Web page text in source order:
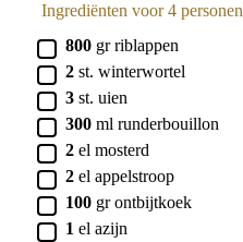
Ingrediënten voor 4 personen
▢
800 gr riblappen
▢
2 st. winterwortel
▢
3 st. uien
▢
300 ml runderbouillon
▢
2 el mosterd
▢
2 el appelstroop
▢
100 gr ontbijtkoek
▢
1 el azijn